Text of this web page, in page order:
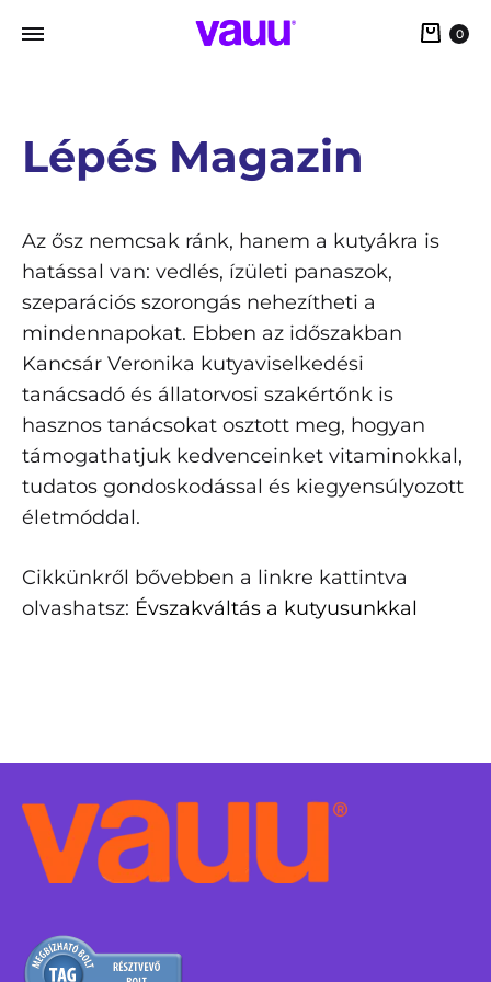
0
Lépés Magazin
Az ősz nemcsak ránk, hanem a kutyákra is
hatással van: vedlés, ízületi panaszok,
szeparációs szorongás nehezítheti a
mindennapokat. Ebben az időszakban
Kancsár Veronika kutyaviselkedési
tanácsadó és állatorvosi szakértőnk is
hasznos tanácsokat osztott meg, hogyan
támogathatjuk kedvenceinket vitaminokkal,
tudatos gondoskodással és kiegyensúlyozott
életmóddal.
Cikkünkről bővebben a linkre kattintva
olvashatsz: Évszakváltás a kutyusunkkal